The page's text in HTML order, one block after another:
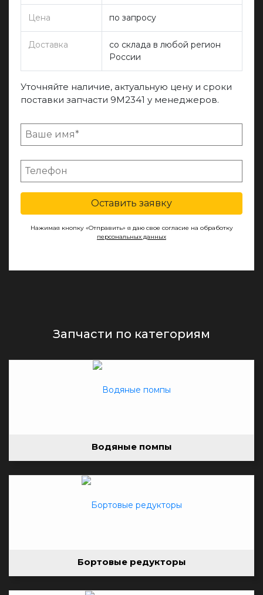
Цена по запросу
Доставка
со склада в любой регион
России
Уточняйте наличие, актуальную цену и сроки
поставки запчасти 9M2341 у менеджеров.
Оставить заявку
Нажимая кнопку «Отправить» я даю свое согласие на обработку
персональных данных
Запчасти по категориям
Водяные помпы
Бортовые редукторы